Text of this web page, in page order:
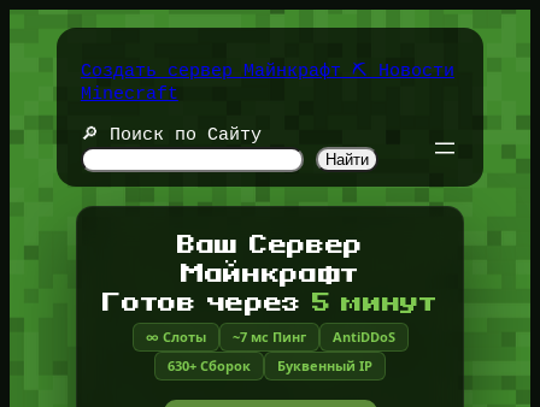
содержимомуСоздать сервер Майнкрафт ⛏️ Новости
Minecraft
🔎 Поиск по Сайту
Найти
Ваш Сервер
Майнкрафт
Готов через 5 минут
∞ Слоты ~7 мс Пинг
AntiDDoS
630+ Сборок
Буквенный IP